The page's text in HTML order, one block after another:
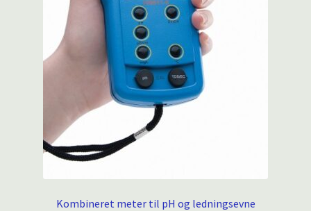
Kombineret meter til pH og ledningsevne